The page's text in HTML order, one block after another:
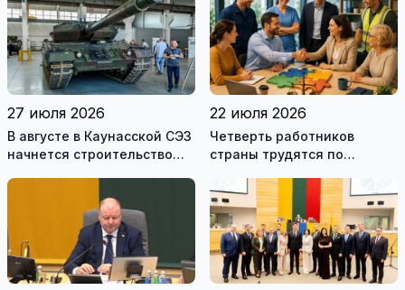
27 июля 2026
В августе в Каунасской СЭЗ
начнется строительство
22 июля 2026
Четверть работников
страны трудятся по
это выгодно и
сотрудникам, и
работодателям